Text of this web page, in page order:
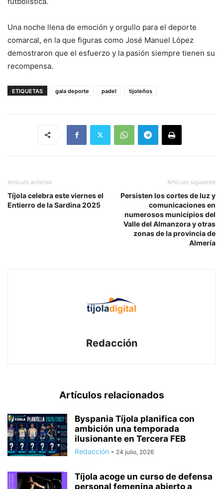
Una noche llena de emoción y orgullo para el deporte
comarcal, en la que figuras como José Manuel López
demostraron que el esfuerzo y la pasión siempre tienen su
recompensa.
ETIQUETAS gala deporte padel tijoleños
Artículo anterior
Tíjola celebra este viernes el
Entierro de la Sardina 2025
Artículo siguiente
Persisten los cortes de luz y
comunicaciones en
numerosos municipios del
Valle del Almanzora y otras
zonas de la provincia de
Almería
Redacción
Artículos relacionados
Byspania Tíjola planifica con
ambición una temporada
ilusionante en Tercera FEB
Redacción - 24 julio, 2026
Tíjola acoge un curso de defensa
personal femenina abierto a